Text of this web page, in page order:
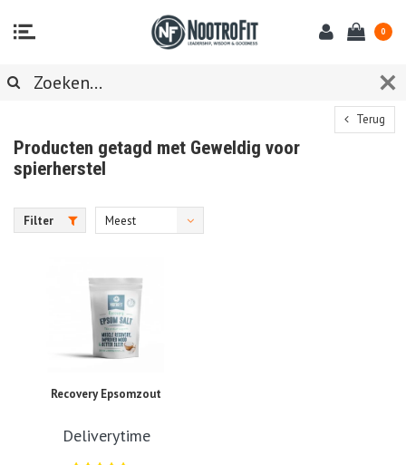
0
Terug
Producten getagd met Geweldig voor
spierherstel
Filter
Meest
Recovery Epsomzout
Deliverytime